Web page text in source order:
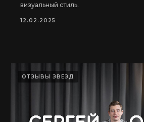
визуальный стиль.
12.02.2025
ОТЗЫВЫ ЗВЕЗД